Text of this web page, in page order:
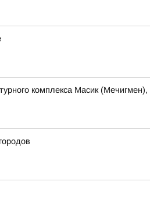
комплекса Масик (Мечигмен),